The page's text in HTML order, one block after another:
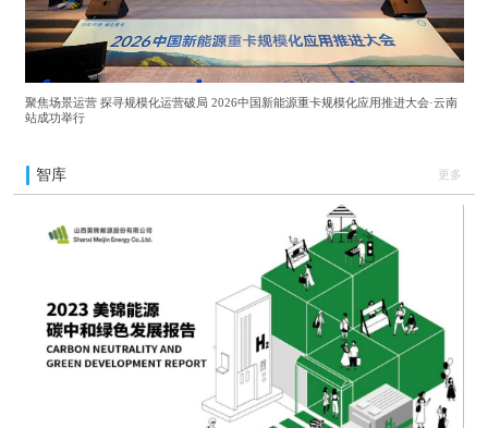
聚焦场景运营 探寻规模化运营破局 2026中国新能源重卡规模化应用推进大会·云南
站成功举行
智库 更多